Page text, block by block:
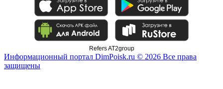
Refers AT2group
Информационный портал DimPoisk.ru © 2026 Все права
защищены